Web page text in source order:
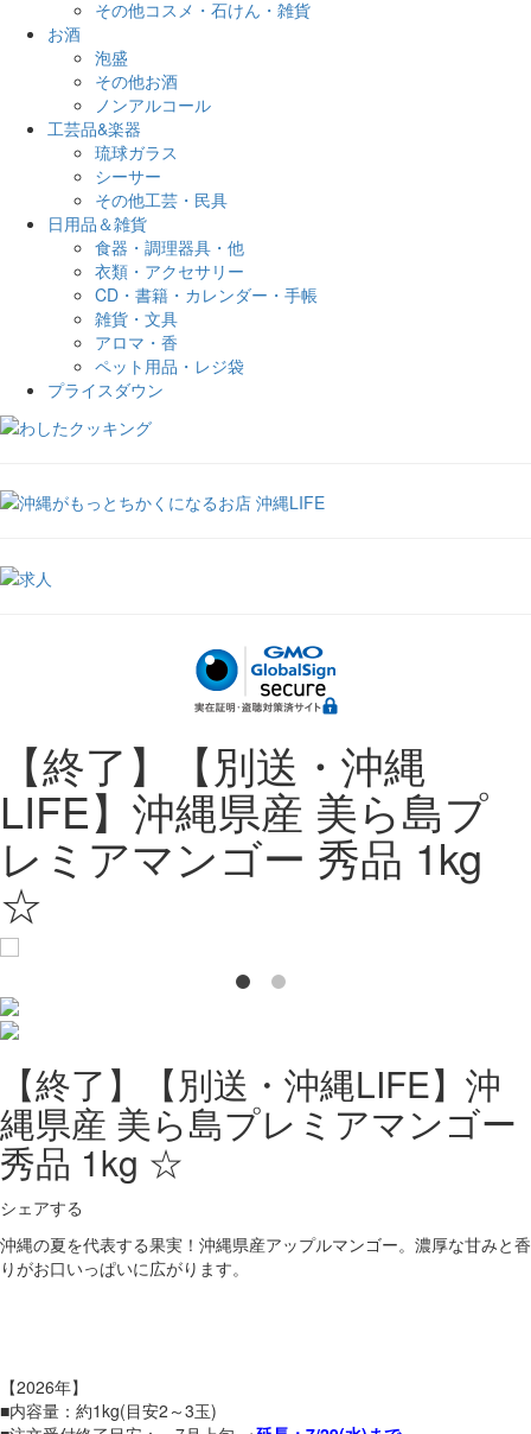
その他コスメ・石けん・雑貨
お酒
泡盛
その他お酒
ノンアルコール
工芸品&楽器
琉球ガラス
シーサー
その他工芸・民具
日用品＆雑貨
食器・調理器具・他
衣類・アクセサリー
CD・書籍・カレンダー・手帳
雑貨・文具
アロマ・香
ペット用品・レジ袋
プライスダウン
【終了】【別送・沖縄
LIFE】沖縄県産 美ら島プ
レミアマンゴー 秀品 1kg
☆
【終了】【別送・沖縄LIFE】沖
縄県産 美ら島プレミアマンゴー
秀品 1kg ☆
シェアする
沖縄の夏を代表する果実！沖縄県産アップルマンゴー。濃厚な甘みと香
りがお口いっぱいに広がります。
【2026年】
■内容量：約1kg(目安2～3玉)